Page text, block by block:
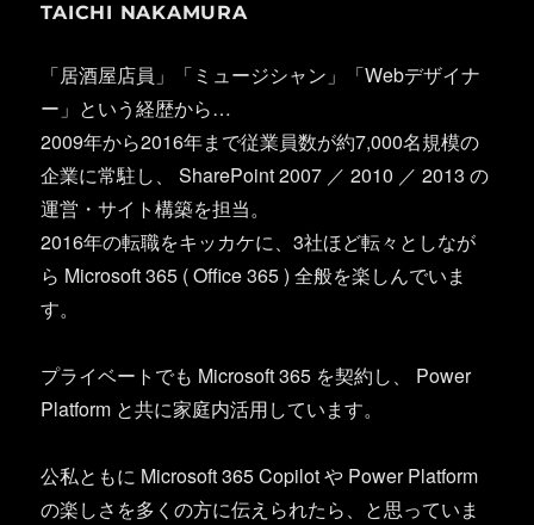
TAICHI NAKAMURA
「居酒屋店員」「ミュージシャン」「Webデザイナ
ー」という経歴から…
2009年から2016年まで従業員数が約7,000名規模の
企業に常駐し、 SharePoint 2007 ／ 2010 ／ 2013 の
運営・サイト構築を担当。
2016年の転職をキッカケに、3社ほど転々としなが
ら Microsoft 365 ( Office 365 ) 全般を楽しんでいま
す。
プライベートでも Microsoft 365 を契約し、 Power
Platform と共に家庭内活用しています。
公私ともに Microsoft 365 Copilot や Power Platform
の楽しさを多くの方に伝えられたら、と思っていま